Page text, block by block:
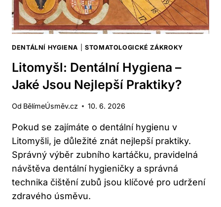
DENTÁLNÍ HYGIENA STOMATOLOGICKÉ ZÁKROKY
Litomyšl: Dentální Hygiena –
Jaké Jsou Nejlepší Praktiky?
Od BělímeÚsměv.cz 10. 6. 2026
Pokud se zajímáte o dentální hygienu v
Litomyšli, je důležité znát nejlepší praktiky.
Správný výběr zubního kartáčku, pravidelná
návštěva dentální hygieničky a správná
technika čištění zubů jsou klíčové pro udržení
zdravého úsměvu.